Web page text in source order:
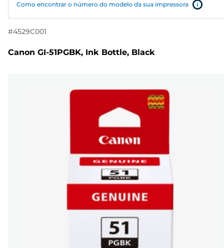
Como encontrar o número do modelo da sua impressora
#4529C001
Canon GI-51PGBK, Ink Bottle, Black